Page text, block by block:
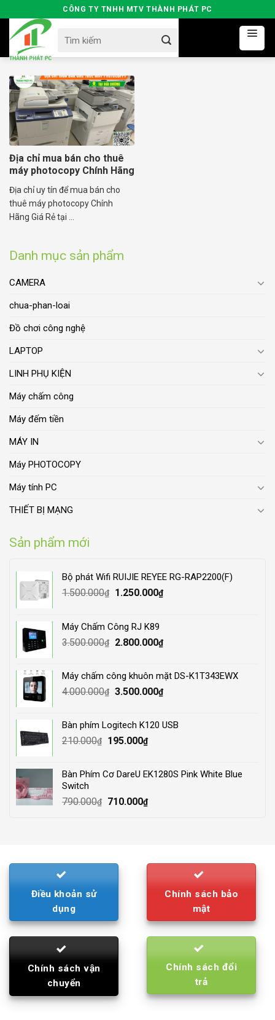
to
content
CÔNG TY TNHH MTV THÀNH PHÁT PC
for:
Danh mục sản phẩm
CAMERA
chua-phan-loai
Đồ chơi công nghệ
LAPTOP
LINH PHỤ KIỆN
Máy chấm công
Máy đếm tiền
MÁY IN
Máy PHOTOCOPY
Máy tính PC
THIẾT BỊ MẠNG
Sản phẩm mới
Bộ phát Wifi RUIJIE REYEE RG-RAP2200(F)
1.500.000₫
Original
1.500.000₫.
1.250.000₫Current
Máy Chấm Công RJ K89
3.500.000₫
Original
3.500.000₫.
2.800.000₫Current
2.800.000₫.
Máy chấm công khuôn mặt DS-K1T343EWX
4.000.000₫ Original
4.000.000₫.
3.500.000₫Current
3.500.000₫.
Bàn phím Logitech K120 USB
210.000₫
Original
210.000₫.
195.000₫Current
195.000₫.
Bàn Phím Cơ DareU EK1280S Pink White Blue
Switch
790.000₫
Original
710.000₫Current
Địa chỉ mua bán cho thuê
máy photocopy Chính Hãng
Địa chỉ uy tín để mua bán cho
thuê máy photocopy Chính
Hãng Giá Rẻ tại ...
Điều khoản sử
dụng
Chính sách bảo
mật
Chính sách vận
chuyển
Chính sách đổi
trả